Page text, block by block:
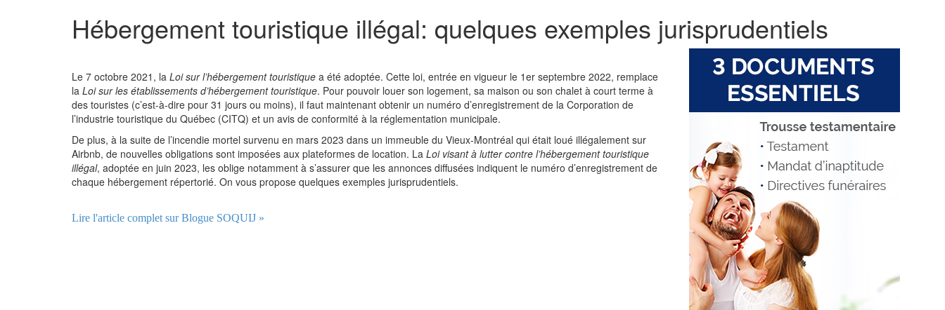
Hébergement touristique illégal: quelques exemples jurisprudentiels
Le 7 octobre 2021, la Loi sur l’hébergement touristique a été adoptée. Cette loi, entrée en vigueur le 1er septembre 2022, remplace
la Loi sur les établissements d’hébergement touristique. Pour pouvoir louer son logement, sa maison ou son chalet à court terme à
des touristes (c’est-à-dire pour 31 jours ou moins), il faut maintenant obtenir un numéro d’enregistrement de la Corporation de
l’industrie touristique du Québec (CITQ) et un avis de conformité à la réglementation municipale.
De plus, à la suite de l’incendie mortel survenu en mars 2023 dans un immeuble du Vieux-Montréal qui était loué illégalement sur
Airbnb, de nouvelles obligations sont imposées aux plateformes de location. La Loi visant à lutter contre l’hébergement touristique
illégal, adoptée en juin 2023, les oblige notamment à s’assurer que les annonces diffusées indiquent le numéro d’enregistrement de
chaque hébergement répertorié. On vous propose quelques exemples jurisprudentiels.
Lire l'article complet sur Blogue SOQUIJ »